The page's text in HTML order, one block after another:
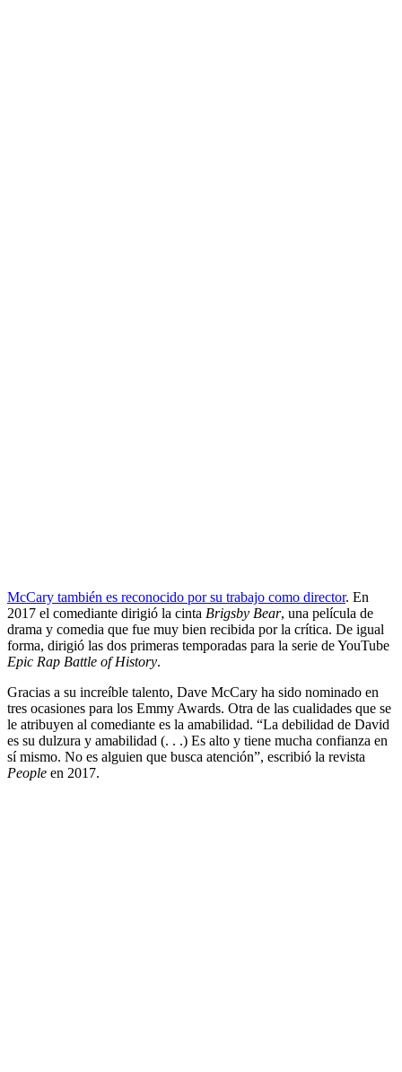
McCary también es reconocido por su trabajo como director. En
2017 el comediante dirigió la cinta Brigsby Bear, una película de
drama y comedia que fue muy bien recibida por la crítica. De igual
forma, dirigió las dos primeras temporadas para la serie de YouTube
Epic Rap Battle of History.
Gracias a su increíble talento, Dave McCary ha sido nominado en
tres ocasiones para los Emmy Awards. Otra de las cualidades que se
le atribuyen al comediante es la amabilidad. “La debilidad de David
es su dulzura y amabilidad (. . .) Es alto y tiene mucha confianza en
sí mismo. No es alguien que busca atención”, escribió la revista
People en 2017.